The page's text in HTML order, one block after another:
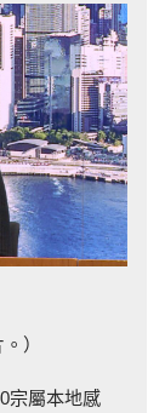
）
宗屬本地感